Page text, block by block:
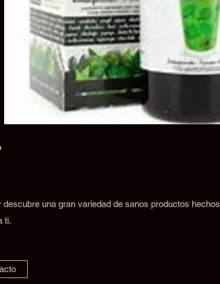
una gran variedad de sanos productos hechos
ti.